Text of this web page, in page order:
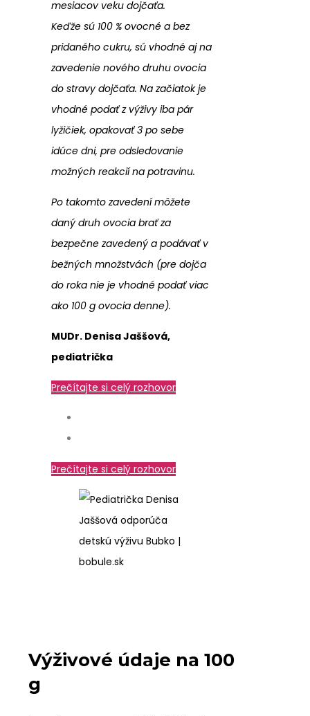
mesiacov veku dojčaťa.
Keďže sú 100 % ovocné a bez
pridaného cukru, sú vhodné aj na
zavedenie nového druhu ovocia
do stravy dojčaťa. Na začiatok je
vhodné podať z výživy iba pár
lyžičiek, opakovať 3 po sebe
idúce dni, pre odsledovanie
možných reakcií na potravinu.
Po takomto zavedení môžete
daný druh ovocia brať za
bezpečne zavedený a podávať v
bežných množstvách (pre dojča
do roka nie je vhodné podať viac
ako 100 g ovocia denne).
MUDr. Denisa Jaššová,
pediatrička
Prečítajte si celý rozhovor
Prečítajte si celý rozhovor
Výživové údaje na 100
g